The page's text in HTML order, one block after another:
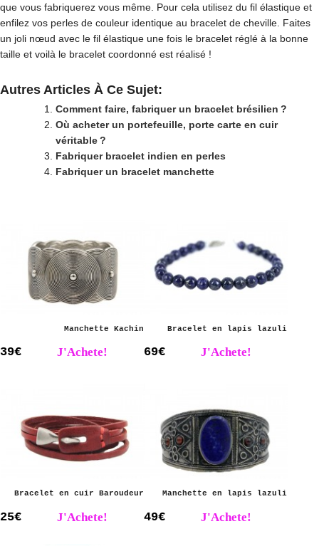
que vous fabriquerez vous même. Pour cela utilisez du fil élastique et
enfilez vos perles de couleur identique au bracelet de cheville. Faites
un joli nœud avec le fil élastique une fois le bracelet réglé à la bonne
taille et voilà le bracelet coordonné est réalisé !
Autres Articles À Ce Sujet:
Comment faire, fabriquer un bracelet brésilien ?
Où acheter un portefeuille, porte carte en cuir
véritable ?
Fabriquer bracelet indien en perles
Fabriquer un bracelet manchette
Manchette Kachin
39€ J'Achete!
Bracelet en lapis lazuli
69€ J'Achete!
Bracelet en cuir Baroudeur
25€ J'Achete!
Manchette en lapis lazuli
49€ J'Achete!